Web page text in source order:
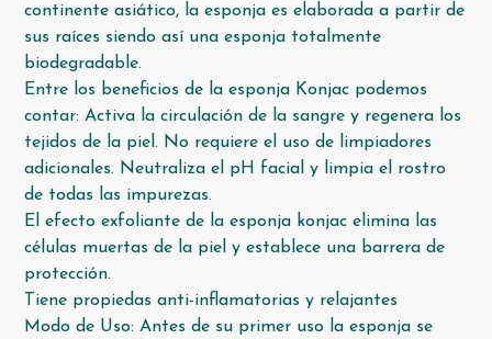
continente asiático, la esponja es elaborada a partir de
sus raíces siendo así una esponja totalmente
biodegradable.
Entre los beneficios de la esponja Konjac podemos
contar: Activa la circulación de la sangre y regenera los
tejidos de la piel. No requiere el uso de limpiadores
adicionales. Neutraliza el pH facial y limpia el rostro
de todas las impurezas.
El efecto exfoliante de la esponja konjac elimina las
células muertas de la piel y establece una barrera de
protección.
Tiene propiedas anti-inflamatorias y relajantes
Modo de Uso: Antes de su primer uso la esponja se